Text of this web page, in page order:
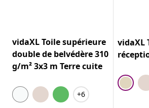
vidaXL Toile supérieure
double de belvédère 310
g/m² 3x3 m Terre cuite
+6
vidaXL